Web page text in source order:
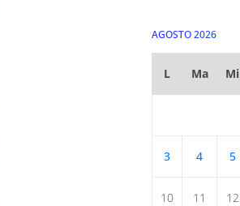
AGOSTO 2026
L Ma Mi
3 4 5
10 11 12